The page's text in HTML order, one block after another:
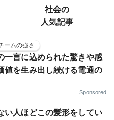
社会の
人気記事
ームの強さ
一言に込められた驚きや感
値を生み出し続ける電通の
Sponsored
い人ほどこの髪形をしてい